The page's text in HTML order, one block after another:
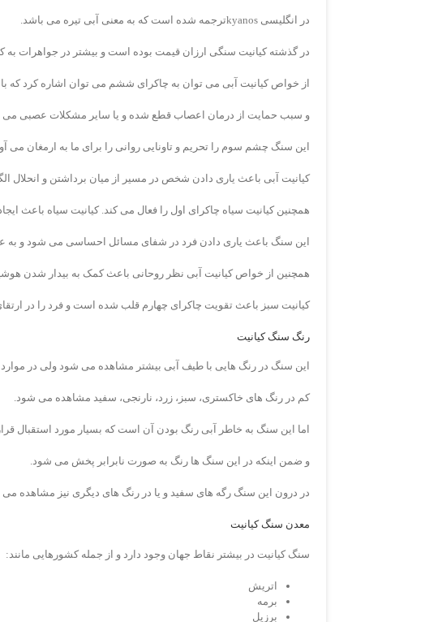
در انگلیسی kyanosترجمه شده است که به معنی آبی تیره می باشد.
در گذشته کیانیت سنگی ارزان قیمت بوده است و بیشتر در جواهرات به کار می رفته است که
از خواص کیانیت آبی می توان به چاکرای ششم می توان اشاره کرد
و سبب حمایت از درمان اعصاب قطع شده و یا سایر مشکلات عصبی می
این سنگ چشم سوم را تحریم و تاونایی روانی را برای ما به ارمغان می
کیانیت آبی باعث یاری دادن شخص در مسیر از میان برداشتن و انحلال
همچنین کیانیت سیاه چاکرای اول را فعال می کند. کیانیت سیاه باعث
این سنگ باعث یاری دادن فرد در شفای مسائل احساسی می شود و
همچنین از خواص کیانیت آبی نظر روحانی باعث کمک به بیدار شدن
کیانیت سبز باعث تقویت چاکرای چهارم قلب شده است و فرد را در
رنگ سنگ کیانیت
این سنگ در رنگ هایی با طیف آبی بیشتر مشاهده می شود ولی در موارد
کم در رنگ های خاکستری، سبز، زرد، نارنجی، سفید مشاهده می شود.
اما این سنگ به خاطر آبی رنگ بودن آن است که بسیار مورد استقبال
و ضمن اینکه در این سنگ ها رنگ به صورت نابرابر پخش می شود.
در درون این سنگ رگه های سفید و یا در رنگ های دیگری نیز مشاهده
معدن سنگ کیانیت
سنگ کیانیت در بیشتر نقاط جهان وجود دارد و از جمله کشورهایی مانند:
اتریش
برمه
برزیل